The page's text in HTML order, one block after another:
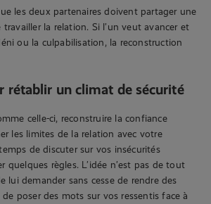
les deux partenaires doivent partager une
la relation. Si l’un veut avancer et
ou la culpabilisation, la reconstruction
rétablir un climat de sécurité
celle-ci, reconstruire la confiance
les limites de la relation avec votre
de discuter sur vos insécurités
quelques règles. L’idée n’est pas de tout
lui demander sans cesse de rendre des
poser des mots sur vos ressentis face à